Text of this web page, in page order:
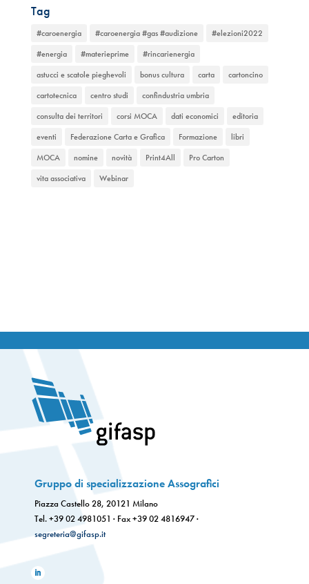
Tag
#caroenergia #caroenergia #gas #audizione
#elezioni2022
#energia
#materieprime
#rincarienergia
astucci e scatole pieghevoli
bonus cultura carta
cartoncino
cartotecnica
centro studi
confindustria umbria
consulta dei territori
corsi MOCA dati economici
editoria
eventi
Federazione Carta e Grafica Formazione
libri
MOCA
nomine novità Print4All
Pro Carton
vita associativa
Webinar
Gruppo di specializzazione Assografici
Piazza Castello 28, 20121 Milano
Tel. +39 02 4981051 · Fax +39 02 4816947 ·
segreteria@gifasp.it